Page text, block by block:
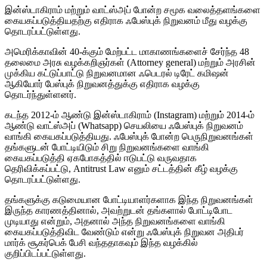
இன்ஸ்டாகிராம் மற்றும் வாட்ஸ்அப் போன்ற சமூக வலைத்தளங்களை
கையகப்படுத்தியதற்கு எதிராக ஃபேஸ்புக் நிறுவனம் மீது வழக்கு
தொடரப்பட்டுள்ளது.
அமெரிக்காவின் 40-க்கும் மேற்பட்ட மாகாணங்களைச் சேர்ந்த 48
தலைமை அரசு வழக்கறிஞர்கள் (Attorney general) மற்றும் அரசின்
முக்கிய கட்டுப்பாட்டு நிறுவனமான ஃபெடரல் டிரேட் கமிஷன்
ஆகியோர் பேஸ்புக் நிறுவனத்துக்கு எதிராக வழக்கு
தொடர்ந்துள்ளனர்.
கடந்த 2012-ம் ஆண்டு இன்ஸ்டாகிராம் (Instagram) மற்றும் 2014-ம்
ஆண்டு வாட்ஸ்அப் (Whatsapp) செயலியை ஃபேஸ்புக் நிறுவனம்
வாங்கி கையகப்படுத்தியது. ஃபேஸ்புக் போன்ற பெருநிறுவனங்கள்
தங்களுடன் போட்டியிடும் சிறு நிறுவனங்களை வாங்கி
கையகப்படுத்தி ஏகபோகத்தில் ஈடுபட்டு வருவதாக
தெரிவிக்கப்பட்டு, Antitrust Law எனும் சட்டத்தின் கீழ் வழக்கு
தொடரப்பட்டுள்ளது.
தங்களுக்கு கடுமையான போட்டியாளர்களாக இந்த நிறுவனங்கள்
இருந்த காரணத்தினால், அவற்றுடன் தங்களால் போட்டிபோட
முடியாது என்றும், அதனால் அந்த நிறுவனங்களை வாங்கி
கையகப்படுத்திவிட வேண்டும் என்று ஃபேஸ்புக் நிறுவன அதிபர்
மார்க் சூகர்பெக் பேசி வந்ததாகவும் இந்த வழக்கில்
குறிப்பிடப்பட்டுள்ளது.